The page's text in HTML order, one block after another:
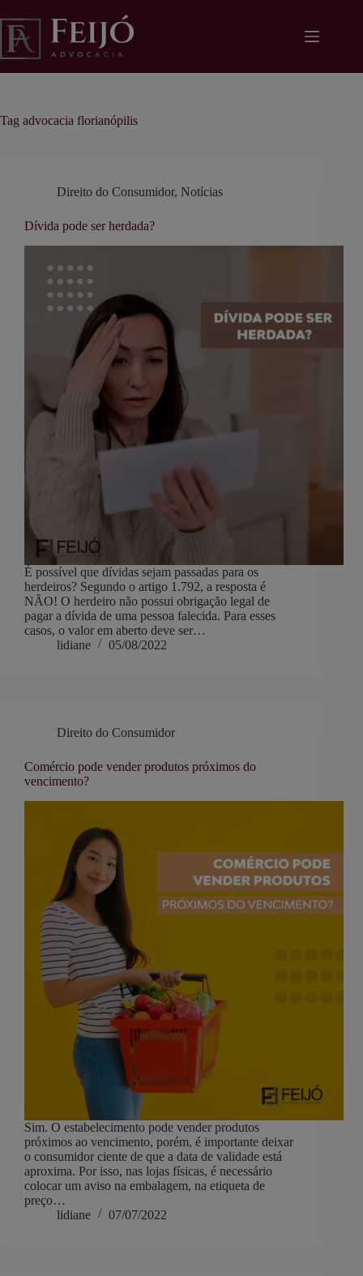
para
conteúdo
Tag advocacia florianópilis
Direito do Consumidor, Notícias
Dívida pode ser herdada?
É possível que dívidas sejam passadas para os
herdeiros? Segundo o artigo 1.792, a resposta é
NÃO! O herdeiro não possui obrigação legal de
pagar a dívida de uma pessoa falecida. Para esses
casos, o valor em aberto deve ser…
lidiane
05/08/2022
Direito do Consumidor
Comércio pode vender produtos próximos do
vencimento?
Sim. O estabelecimento pode vender produtos
próximos ao vencimento, porém, é importante deixar
o consumidor ciente de que a data de validade está
aproxima. Por isso, nas lojas físicas, é necessário
colocar um aviso na embalagem, na etiqueta de
preço…
lidiane
07/07/2022